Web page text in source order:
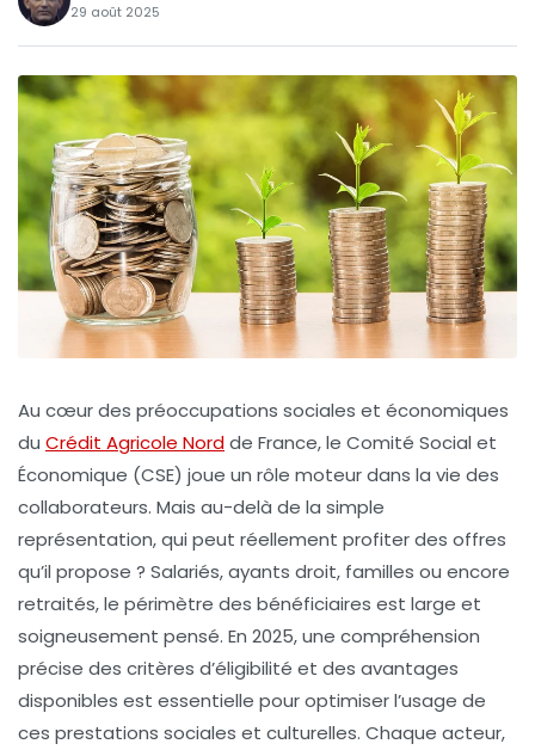
29 août 2025
Au cœur des préoccupations sociales et économiques
du Crédit Agricole Nordde France, le Comité Social et
Économique (CSE) joue un rôle moteur dans la vie des
collaborateurs. Mais au-delà de la simple
représentation, qui peut réellement profiter des offres
qu’il propose ? Salariés, ayants droit, familles ou encore
retraités, le périmètre des bénéficiaires est large et
soigneusement pensé. En 2025, une compréhension
précise des critères d’éligibilité et des avantages
disponibles est essentielle pour optimiser l’usage de
ces prestations sociales et culturelles. Chaque acteur,